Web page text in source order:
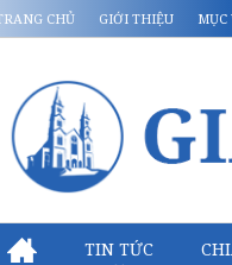
CHỦ GIỚI THIỆU MỤC
TIN TỨC